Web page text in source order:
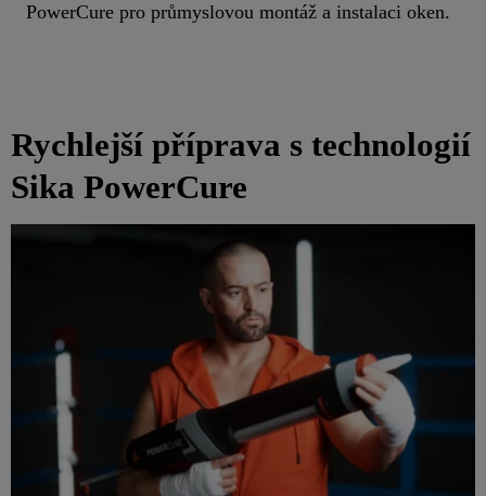
PowerCure pro průmyslovou montáž a instalaci oken.
Rychlejší příprava s technologií
Sika PowerCure